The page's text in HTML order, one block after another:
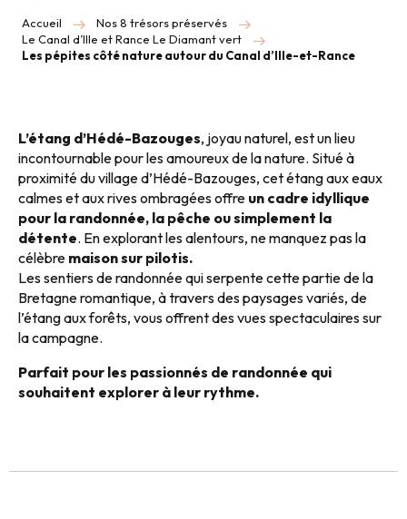
Accueil
Nos 8 trésors préservés
Le Canal d’Ille et Rance Le Diamant vert
Les pépites côté nature autour du Canal d’Ille-et-Rance
L’étang d’Hédé-Bazouges, joyau naturel, est un lieu
incontournable pour les amoureux de la nature. Situé à
proximité du village d’Hédé-Bazouges, cet étang aux eaux
calmes et aux rives ombragées offre un cadre idyllique
pour la randonnée, la pêche ou simplement la
détente. En explorant les alentours, ne manquez pas la
célèbre maison sur pilotis.
Les sentiers de randonnée qui serpente cette partie de la
Bretagne romantique, à travers des paysages variés, de
l’étang aux forêts, vous offrent des vues spectaculaires sur
la campagne.
Parfait pour les passionnés de randonnée qui
souhaitent explorer à leur rythme.